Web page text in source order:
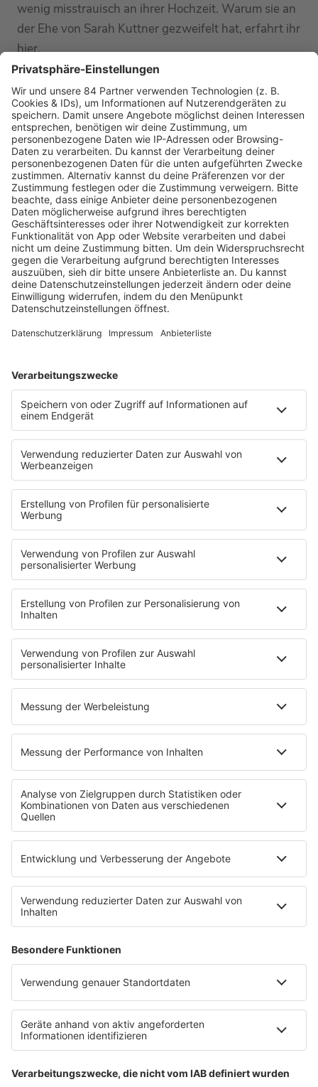
wenig misstrauisch an ihrer Hochzeit. Warum sie an
der Ehe von Sarah Kuttner gezweifelt hat, erfahrt ihr
hier.
MEHR LESEN
HOME
RADIOS
barba radio
Lagerfeuer
Füße hoch
Schmusekatze
Song Contest
Mädelsabend
Ich hasse Sport
Sonntag Morgen
Strandbar
Putzfimmel
Deutschpop
Deutsche Liebeslieder
PODCASTS
Mit den Waffeln einer Frau
Frühstück bei Barbara
Brave & One
NotAufnahme
"Bewerbung und Karriere"
Aber bitte mit Schlager
Erdbeerkäse
Fitness mit M.A.R.K
Glück in Worten
Todesursache
Niemand muss ein Promi sein
PROGRAMM
Mit den Waffeln einer Frau
SERVICE
Empfang
barba radio App
Impressum
Datenschutz Facebook & Instagram
Datenschutzeinstellungen
Clubbedingungen
Werbung schalten
Waffel-Werbepartner
80s80s.de
90s90s.de
Schlagerplanetradio.com
1deutsch.de
WEIHNACHTSMUSIK.FM